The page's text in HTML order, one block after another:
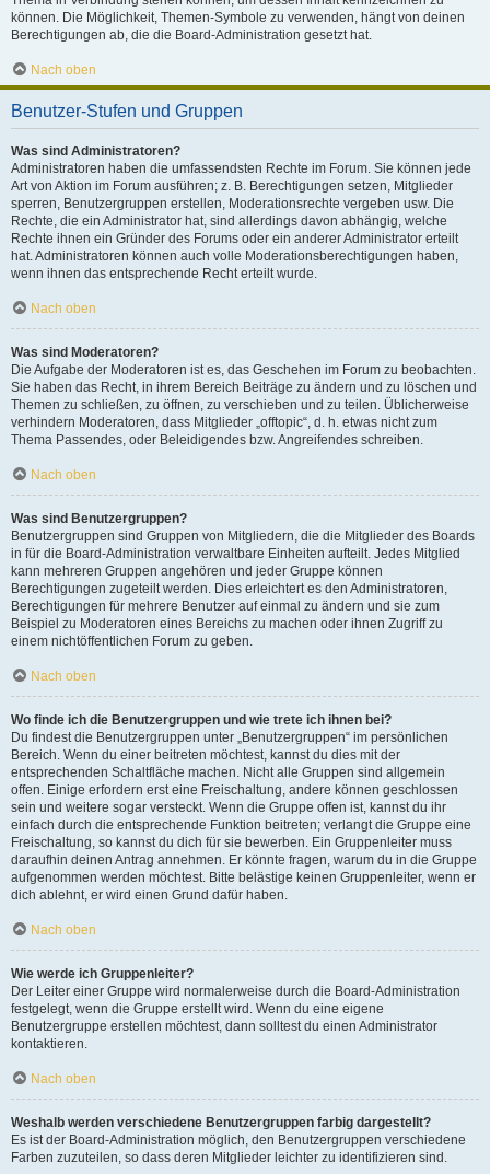
können. Die Möglichkeit, Themen-Symbole zu verwenden, hängt von deinen
Berechtigungen ab, die die Board-Administration gesetzt hat.
Nach oben
Benutzer-Stufen und Gruppen
Was sind Administratoren?
Administratoren haben die umfassendsten Rechte im Forum. Sie können jede
Art von Aktion im Forum ausführen; z. B. Berechtigungen setzen, Mitglieder
sperren, Benutzergruppen erstellen, Moderationsrechte vergeben usw. Die
Rechte, die ein Administrator hat, sind allerdings davon abhängig, welche
Rechte ihnen ein Gründer des Forums oder ein anderer Administrator erteilt
hat. Administratoren können auch volle Moderationsberechtigungen haben,
wenn ihnen das entsprechende Recht erteilt wurde.
Nach oben
Was sind Moderatoren?
Die Aufgabe der Moderatoren ist es, das Geschehen im Forum zu beobachten.
Sie haben das Recht, in ihrem Bereich Beiträge zu ändern und zu löschen und
Themen zu schließen, zu öffnen, zu verschieben und zu teilen. Üblicherweise
verhindern Moderatoren, dass Mitglieder „offtopic“, d. h. etwas nicht zum
Thema Passendes, oder Beleidigendes bzw. Angreifendes schreiben.
Nach oben
Was sind Benutzergruppen?
Benutzergruppen sind Gruppen von Mitgliedern, die die Mitglieder des Boards
in für die Board-Administration verwaltbare Einheiten aufteilt. Jedes Mitglied
kann mehreren Gruppen angehören und jeder Gruppe können
Berechtigungen zugeteilt werden. Dies erleichtert es den Administratoren,
Berechtigungen für mehrere Benutzer auf einmal zu ändern und sie zum
Beispiel zu Moderatoren eines Bereichs zu machen oder ihnen Zugriff zu
einem nichtöffentlichen Forum zu geben.
Nach oben
Wo finde ich die Benutzergruppen und wie trete ich ihnen bei?
Du findest die Benutzergruppen unter „Benutzergruppen“ im persönlichen
Bereich. Wenn du einer beitreten möchtest, kannst du dies mit der
entsprechenden Schaltfläche machen. Nicht alle Gruppen sind allgemein
offen. Einige erfordern erst eine Freischaltung, andere können geschlossen
sein und weitere sogar versteckt. Wenn die Gruppe offen ist, kannst du ihr
einfach durch die entsprechende Funktion beitreten; verlangt die Gruppe eine
Freischaltung, so kannst du dich für sie bewerben. Ein Gruppenleiter muss
daraufhin deinen Antrag annehmen. Er könnte fragen, warum du in die Gruppe
aufgenommen werden möchtest. Bitte belästige keinen Gruppenleiter, wenn er
dich ablehnt, er wird einen Grund dafür haben.
Nach oben
Wie werde ich Gruppenleiter?
Der Leiter einer Gruppe wird normalerweise durch die Board-Administration
festgelegt, wenn die Gruppe erstellt wird. Wenn du eine eigene
Benutzergruppe erstellen möchtest, dann solltest du einen Administrator
kontaktieren.
Nach oben
Weshalb werden verschiedene Benutzergruppen farbig dargestellt?
Es ist der Board-Administration möglich, den Benutzergruppen verschiedene
Farben zuzuteilen, so dass deren Mitglieder leichter zu identifizieren sind.